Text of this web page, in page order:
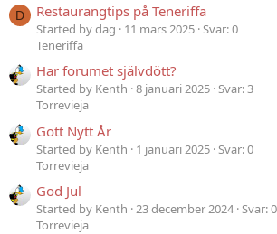
D Restaurangtips på Teneriffa
Started by dag 11 mars 2025 Svar: 0
Teneriffa
Har forumet självdött?
Started by Kenth 8 januari 2025 Svar: 3
Torrevieja
Gott Nytt År
Started by Kenth 1 januari 2025 Svar: 0
Torrevieja
God Jul
Started by Kenth 23 december 2024 Svar: 0
Torrevieja